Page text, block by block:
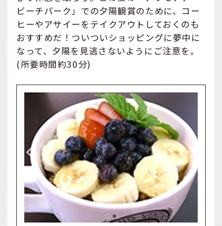
ビーチパーク」での夕陽観賞のために、コー
ヒーやアサイーをテイクアウトしておくのも
おすすめだ！ついついショッピングに夢中に
なって、夕陽を見逃さないようにご注意を。
(所要時間約30分)